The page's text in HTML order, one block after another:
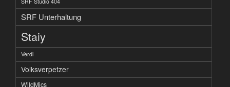
SRF Unterhaltung
Staiy
Verdi
Volksverpetzer
WildMics